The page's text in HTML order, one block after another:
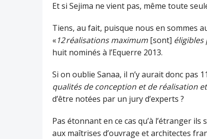
Et si Sejima ne vient pas, même toute
Tiens, au fait, puisque nous en sommes
«12 réalisations maximum [sont] éligibles
huit nominés à l’Equerre 2013.
Si on oublie Sanaa, il n’y aurait donc pas
qualités de conception et de réalisation
d’être notées par un jury d’experts ?
Pas étonnant en ce cas qu’à l’étranger
aux maîtrises d’ouvrage et architectes